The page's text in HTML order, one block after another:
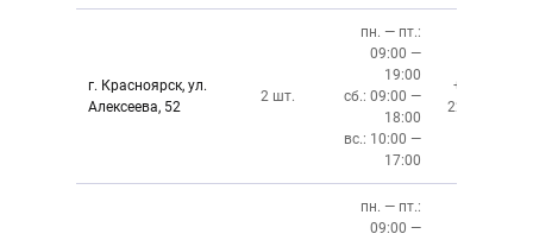
г. Красноярск, ул.
Алексеева, 52
2 шт.
пн. — пт.:
09:00 —
19:00
сб.: 09:00 —
18:00
вс.: 10:00 —
17:00
+7 (391)
220-08-02
пн. — пт.:
09:00 —